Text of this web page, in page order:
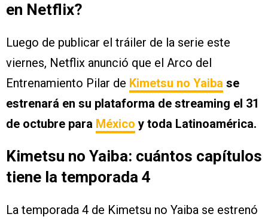
en Netflix?
Luego de publicar el tráiler de la serie este
viernes, Netflix anunció que el Arco del
Entrenamiento Pilar de Kimetsu no Yaiba se
estrenará en su plataforma de streaming el 31
de octubre para México y toda Latinoamérica.
Kimetsu no Yaiba: cuántos capítulos
tiene la temporada 4
La temporada 4 de Kimetsu no Yaiba se estrenó